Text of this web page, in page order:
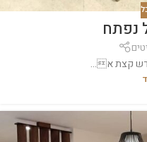
נפתח
קצת א...